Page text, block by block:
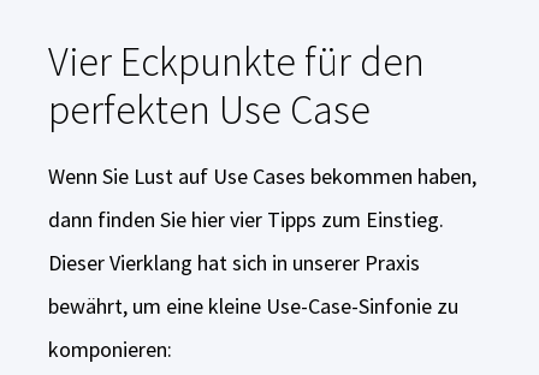
Vier Eckpunkte für den
perfekten Use Case
Wenn Sie Lust auf Use Cases bekommen haben,
dann finden Sie hier vier Tipps zum Einstieg.
Dieser Vierklang hat sich in unserer Praxis
bewährt, um eine kleine Use-Case-Sinfonie zu
komponieren: